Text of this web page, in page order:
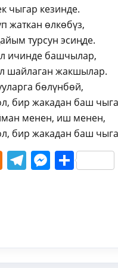
чыгар кезинде.
жаткан өлкөбүз,
турсун эсиңде.
ичинде башчылар,
шайлаган жакшылар.
бөлүнбөй,
бир жакадан баш
менен, иш менен,
бир жакадан баш
Telegram
Share